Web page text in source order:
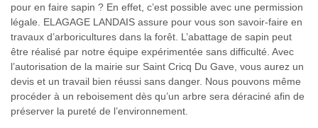
pour en faire sapin ? En effet, c’est possible avec une permission
légale. ELAGAGE LANDAIS assure pour vous son savoir-faire en
travaux d’arboricultures dans la forêt. L’abattage de sapin peut
être réalisé par notre équipe expérimentée sans difficulté. Avec
l’autorisation de la mairie sur Saint Cricq Du Gave, vous aurez un
devis et un travail bien réussi sans danger. Nous pouvons même
procéder à un reboisement dès qu’un arbre sera déraciné afin de
préserver la pureté de l’environnement.